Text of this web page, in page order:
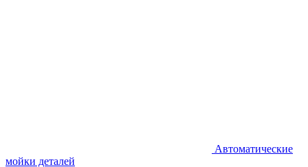
Автоматические
мойки деталей